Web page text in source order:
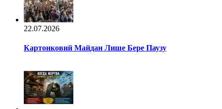
22.07.2026
Картонковий Майдан Лише Бере Паузу